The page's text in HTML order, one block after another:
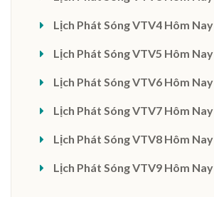
Lịch Phát Sóng VTV4 Hôm Nay
Lịch Phát Sóng VTV5 Hôm Nay
Lịch Phát Sóng VTV6 Hôm Nay
Lịch Phát Sóng VTV7 Hôm Nay
Lịch Phát Sóng VTV8 Hôm Nay
Lịch Phát Sóng VTV9 Hôm Nay